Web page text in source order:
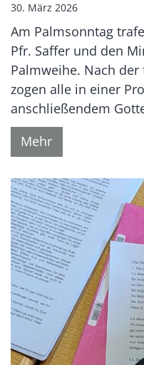
30. März 2026
Am Palmsonntag
Pfr. Saffer und den
Palmweihe. Nach
zogen alle in einer
anschließendem
Mehr